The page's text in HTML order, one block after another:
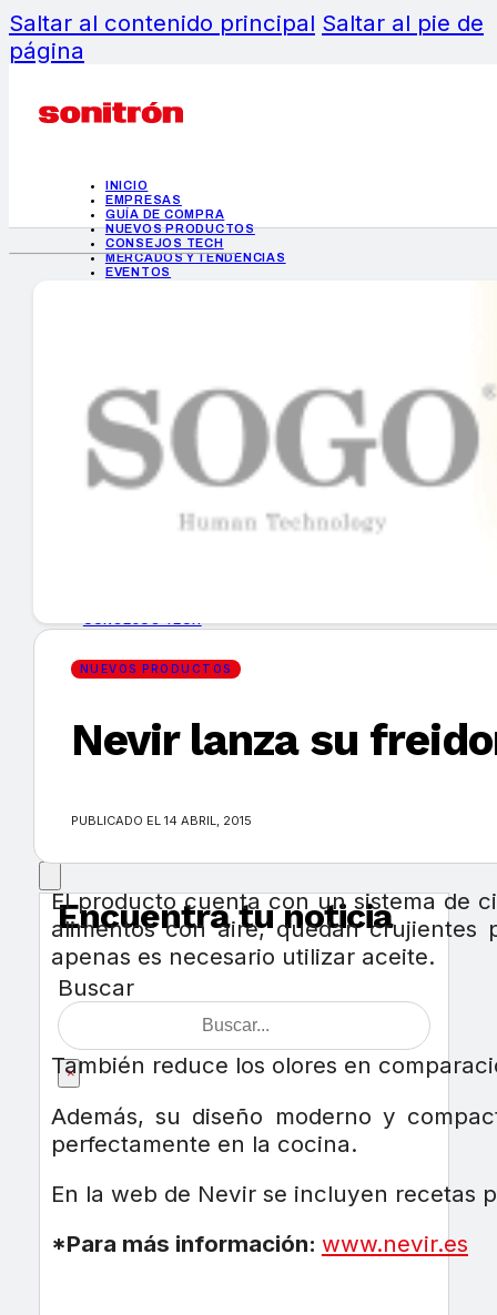
Saltar al contenido principal Saltar al pie de
página
INICIO
EMPRESAS
GUÍA DE COMPRA
NUEVOS PRODUCTOS
CONSEJOS TECH
MERCADOS Y TENDENCIAS
EVENTOS
INICIO
EMPRESAS
GUÍA DE COMPRA
MERCADOS Y TENDENCIAS
Encuentra tu noticia
Buscar
×
NUEVOS PRODUCTOS
Nevir lanza su
PUBLICADO EL 14 ABRIL, 2015
El producto cuenta con un sistema de
alimentos con aire, quedan
apenas es necesario utilizar aceite.
También reduce los olores en
Además, su diseño moderno y
perfectamente en la cocina.
En la web de Nevir se incluyen recetas
*Para más información: www.nevir.es